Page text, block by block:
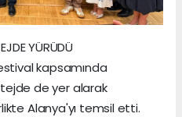
YÜRÜDÜ
kapsamında
de yer alarak
Alanya'yı temsil etti.